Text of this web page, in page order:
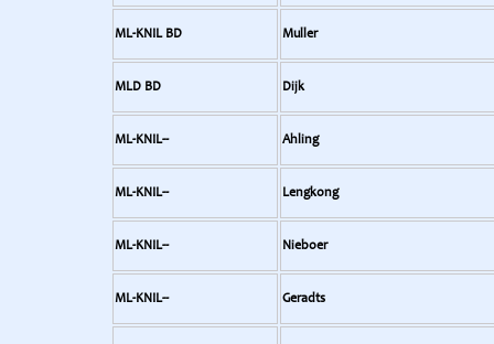
ML-KNIL BD Muller
MLD BD Dijk
ML-KNIL-- Ahling
ML-KNIL-- Lengkong
ML-KNIL-- Nieboer
ML-KNIL-- Geradts